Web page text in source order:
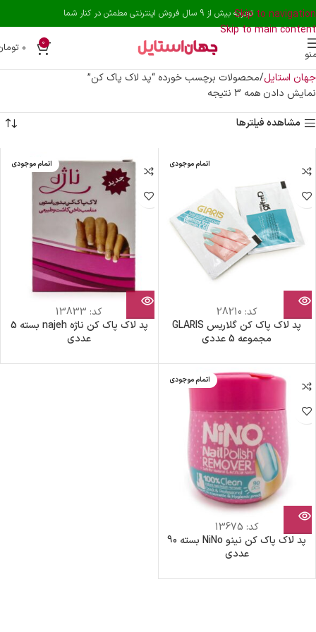
Skip to navigation
Skip to main content
تجربه بیش از 9 سال فروش اینترنتی مطمئن در کنار شما
0 ۰
جهان استایل محصولات برچسب خورده “پد لاک پاک کن”
نمایش دادن همه 3 نتیجه
مشاهده فیلترها
اتمام موجودی
کد: 28210
پد لاک‌ پاک کن گلاریس GLARIS
مجموعه 5 عددی
اتمام موجودی
کد: 13833
پد لاک‌ پاک کن ناژه najeh بسته 5
عددی
اتمام موجودی
کد: 13675
پد لاک‌ پاک کن نینو NiNo بسته 90
عددی